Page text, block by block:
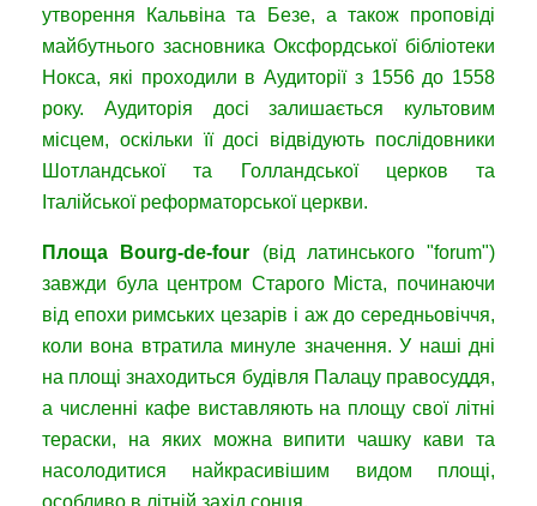
утворення Кальвіна та Безе, а також проповіді
майбутнього засновника Оксфордської бібліотеки
Нокса, які проходили в Аудиторії з 1556 до 1558
року. Аудиторія досі залишається культовим
місцем, оскільки її досі відвідують послідовники
Шотландської та Голландської церков та
Італійської реформаторської церкви.
Площа Bourg-de-four (від латинського "forum")
завжди була центром Старого Міста, починаючи
від епохи римських цезарів і аж до середньовіччя,
коли вона втратила минуле значення. У наші дні
на площі знаходиться будівля Палацу правосуддя,
а численні кафе виставляють на площу свої літні
тераски, на яких можна випити чашку кави та
насолодитися найкрасивішим видом площі,
особливо в літній захід сонця.